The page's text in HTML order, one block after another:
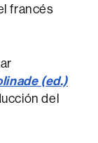
francés
(ed.)
del